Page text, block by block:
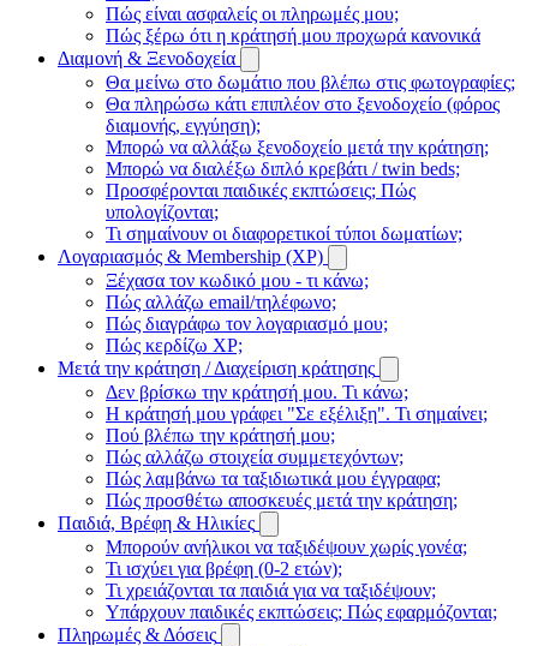
Πώς είναι ασφαλείς οι πληρωμές μου;
Πώς ξέρω ότι η κράτησή μου προχωρά κανονικά
Διαμονή & Ξενοδοχεία
Θα μείνω στο δωμάτιο που βλέπω στις φωτογραφίες;
Θα πληρώσω κάτι επιπλέον στο ξενοδοχείο (φόρος
διαμονής, εγγύηση);
Μπορώ να αλλάξω ξενοδοχείο μετά την κράτηση;
Μπορώ να διαλέξω διπλό κρεβάτι / twin beds;
Προσφέρονται παιδικές εκπτώσεις; Πώς
υπολογίζονται;
Τι σημαίνουν οι διαφορετικοί τύποι δωματίων;
Λογαριασμός & Membership (XP)
Ξέχασα τον κωδικό μου - τι κάνω;
Πώς αλλάζω email/τηλέφωνο;
Πώς διαγράφω τον λογαριασμό μου;
Πώς κερδίζω XP;
Μετά την κράτηση / Διαχείριση κράτησης
Δεν βρίσκω την κράτησή μου. Τι κάνω;
Η κράτησή μου γράφει "Σε εξέλιξη". Τι σημαίνει;
Πού βλέπω την κράτησή μου;
Πώς αλλάζω στοιχεία συμμετεχόντων;
Πώς λαμβάνω τα ταξιδιωτικά μου έγγραφα;
Πώς προσθέτω αποσκευές μετά την κράτηση;
Παιδιά, Βρέφη & Ηλικίες
Μπορούν ανήλικοι να ταξιδέψουν χωρίς γονέα;
Τι ισχύει για βρέφη (0-2 ετών);
Τι χρειάζονται τα παιδιά για να ταξιδέψουν;
Υπάρχουν παιδικές εκπτώσεις; Πώς εφαρμόζονται;
Πληρωμές & Δόσεις